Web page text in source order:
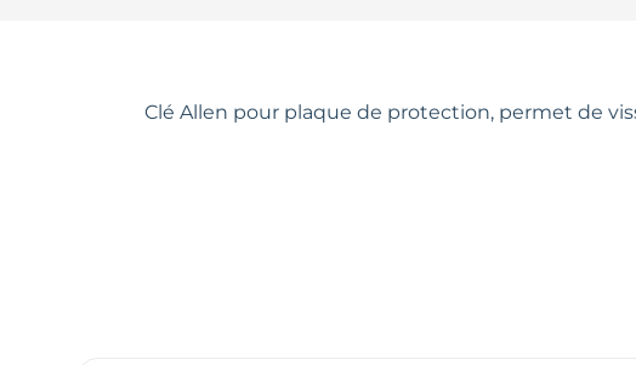
Clé Allen pour plaque de protection, permet de